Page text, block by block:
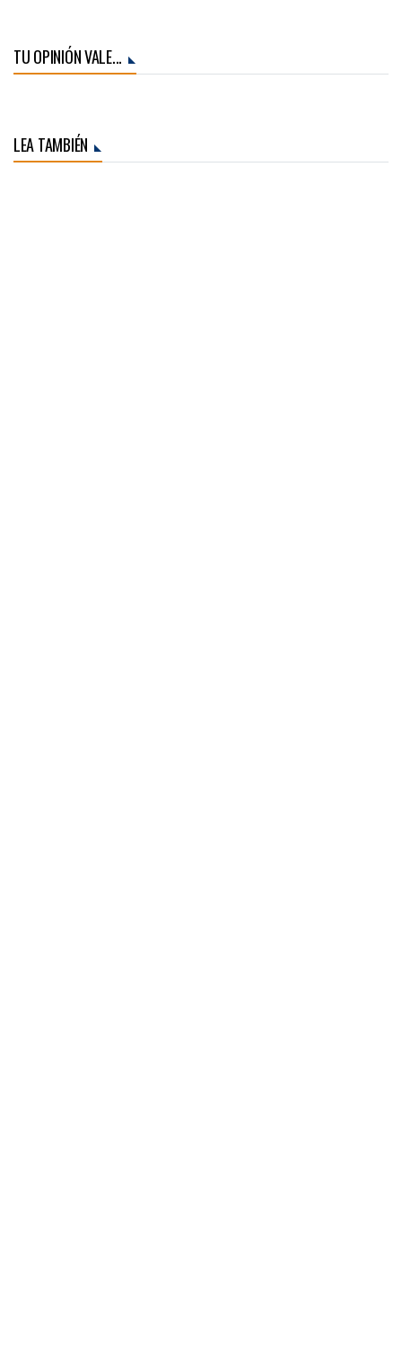
TU OPINIÓN VALE...
LEA TAMBIÉN